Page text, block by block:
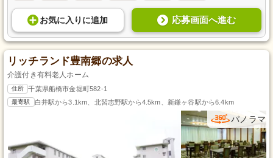
お気に入り に追加 応募画面へ進む
リッチランド豊南郷の求人
介護付き有料老人ホーム
住所 千葉県船橋市金堀町582-1
最寄駅 白井駅から3.1km、北習志野駅から4.5km、新鎌ヶ谷駅から6.4km
パノラマ